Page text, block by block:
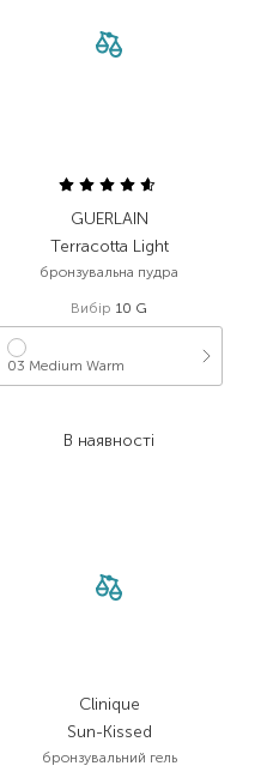
GUERLAIN
Terracotta Light
бронзувальна пудра
Вибір 10 G
03 Medium Warm
В наявності
Clinique
Sun-Kissed
бронзувальний гель